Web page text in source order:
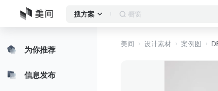
搜方案 橱窗
为你推荐
信息发布
美间 设计素材 案例图